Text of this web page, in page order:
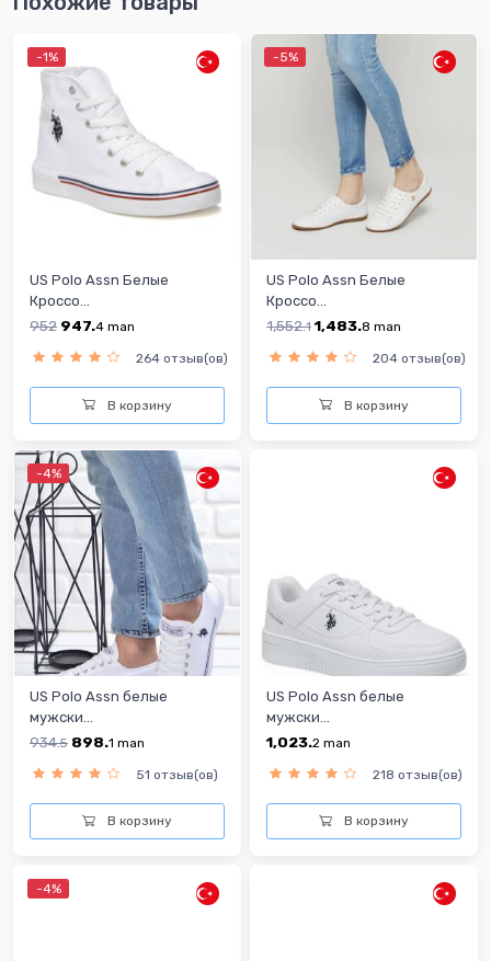
-1%
US Polo Assn Белые
Кроссо...
952 947.4 man
264 отзыв(ов)
В корзину
-5%
US Polo Assn Белые
Кроссо...
1,552.1 1,483.8 man
204 отзыв(ов)
В корзину
-4%
US Polo Assn белые
мужски...
934.5 898.1 man
51 отзыв(ов)
В корзину
US Polo Assn белые
мужски...
1,023.2 man
218 отзыв(ов)
В корзину
-4%